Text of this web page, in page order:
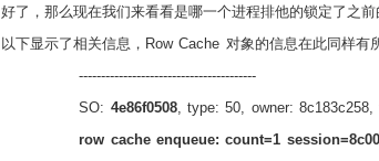
好了，那么现在我们来看看是哪一个进程排他的锁定了之前
以下显示了相关信息， Row Cache 对象的信息在此同样有
----------------------------------------
SO: 4e86f0508, type: 50, owner: 8c183c258,
row cache enqueue: count=1